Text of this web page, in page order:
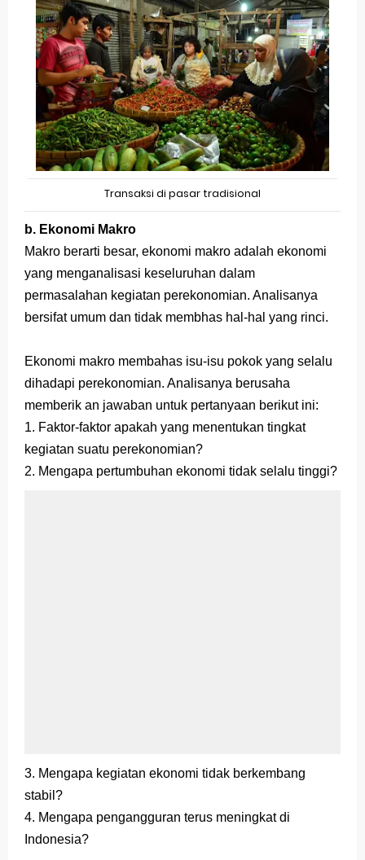
Transaksi di pasar tradisional
b. Ekonomi Makro
Makro berarti besar, ekonomi makro adalah ekonomi
yang menganalisasi keseluruhan dalam
permasalahan kegiatan perekonomian. Analisanya
bersifat umum dan tidak membhas hal-hal yang rinci.
Ekonomi makro membahas isu-isu pokok yang selalu
dihadapi perekonomian. Analisanya berusaha
memberik an jawaban untuk pertanyaan berikut ini:
1. Faktor-faktor apakah yang menentukan tingkat
kegiatan suatu perekonomian?
2. Mengapa pertumbuhan ekonomi tidak selalu tinggi?
3. Mengapa kegiatan ekonomi tidak berkembang
stabil?
4. Mengapa pengangguran terus meningkat di
Indonesia?